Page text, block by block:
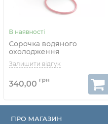
Сорочка водяного
охолодження
HOBBYWING 2848 для
моторів 380-го класу
340,00
ПРО МАГАЗИН